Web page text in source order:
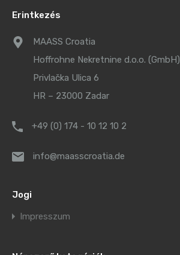
Erintkezés
MAASS Croatia
Hoffrohne Nekretnine d.o.o. (GmbH)
Privlačka Ulica 6
HR – 23000 Zadar
+49 (0) 174 - 10 12 10 2
info@maasscroatia.de
Jogi
Impresszum